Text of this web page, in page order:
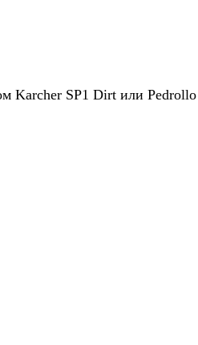
Karcher SP1 Dirt или